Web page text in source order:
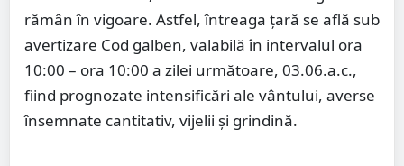
rămân în vigoare. Astfel, întreaga țară se află sub
avertizare Cod galben, valabilă în intervalul ora
10:00 – ora 10:00 a zilei următoare, 03.06.a.c.,
fiind prognozate intensificări ale vântului, averse
însemnate cantitativ, vijelii și grindină.